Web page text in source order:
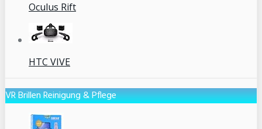
Oculus Rift
HTC VIVE
VR Brillen Reinigung & Pflege